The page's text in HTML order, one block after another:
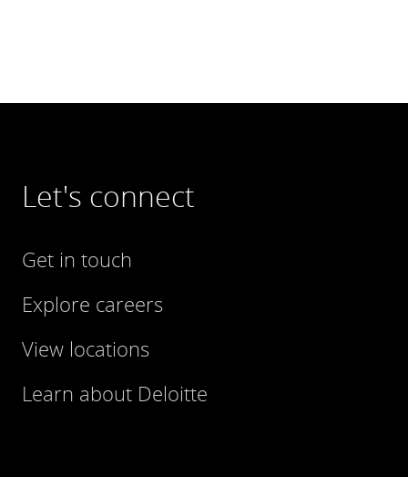
Let's connect
Get in touch
Explore careers
View locations
Learn about Deloitte